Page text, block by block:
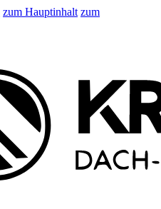
zum Hauptinhalt zum